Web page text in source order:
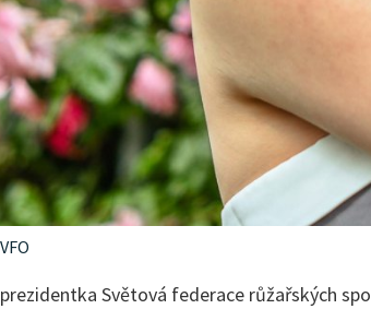
Světová federace růžařských